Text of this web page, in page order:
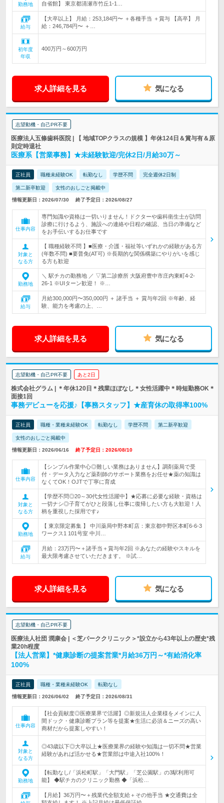
勤務地
自省館】 東京都清瀬市竹丘1-1…
給与
【大卒以上】 月給：253,184円〜 ＋各種手当 ＋賞与 【高卒】 月
給：246,784円〜 ＋…
初年度
年収
400万円～600万円
求人詳細を見る 気になる
志望動機・自己PR不要
医療法人五條歯科医院 | 【 地域TOPクラスの規模 】年休124日＆賞与有＆原
則定時退社
医療系【営業事務】★未経験歓迎/完休2日/月給30万～
正社員 職種未経験OK 転勤なし 学歴不問 完全週休2日制
第二新卒歓迎 女性のおしごと掲載中
情報更新日：2026/07/30 終了予定日：2026/08/27
仕事内容
専門知識や資格は一切いりません！ドクターや歯科衛生士が訪問
診療に行けるよう、施設への連絡や日程の確認、当日の準備など
をお手伝いするお仕事です
対象と
なる方
【 職種経験不問 】■医療・介護・福祉等いずれかの経験がある方
(年数不問) ■要普免(AT可) ※長期的な関係構築にやりがいを感じ
る方も歓迎
勤務地
＼ 駅チカの勤務地 ／ ▽第二診療所 大阪府豊中市庄内東町4-2-
26-1 ※UIターン歓迎！ ※…
給与
月給300,000円〜350,000円 ＋ 諸手当 ＋ 賞与年2回 ※年齢、経
験、能力を考慮の上、…
求人詳細を見る 気になる
志望動機・自己PR不要 あと2日
株式会社グラム | ＊年休120日＊残業ほぼなし＊女性活躍中＊時短勤務OK＊
面接1回
事務デビューを応援♪【事務スタッフ】★産育休の取得率100%
正社員 職種・業種未経験OK 転勤なし 学歴不問 第二新卒歓迎
女性のおしごと掲載中
情報更新日：2026/06/16 終了予定日：2026/08/10
仕事内容
【シンプル作業中心◎難しい業務はありません】調剤薬局で受
付・データ入力など薬剤師のサポート業務をお任せ★薬の知識は
なくてOK！OJTで丁寧に育成
対象と
なる方
【学歴不問◎20～30代女性活躍中】★応募に必要な経験・資格は
一切ナシ◎子育てがひと段落し仕事に復帰したい方も大歓迎！人
柄を重視した採用です♪
勤務地
【 東京限定募集 】 中川薬局中野本町店：東京都中野区本町6-6-3
ワークス1 101号室 中川…
給与
月給：23万円〜＋諸手当＋賞与年2回 ※あなたの経験やスキルを
最大限考慮させていただきます。 ※試…
求人詳細を見る 気になる
志望動機・自己PR不要
医療法人社団 潤康会 | ＜芝パーククリニック＞*設立から43年以上の歴史*残
業20h程度
【法人営業】*健康診断の提案営業*月給36万円～*有給消化率
100%
正社員 職種・業種未経験OK 転勤なし
情報更新日：2026/06/02 終了予定日：2026/08/31
仕事内容
【社会貢献度◎医療業界で活躍】◎新規法人企業様をメインに人
間ドック・健康診断プラン等を提案★生活に必須＆ニーズの高い
商材だから提案しやすい！
対象と
なる方
◎43歳以下◎大卒以上★医療業界の経験や知識は一切不問★営業
経験があれば活かせる★営業部は中途入社100%！
勤務地
【転勤なし/「浜松町駅」「大門駅」「芝公園駅」の3駅利用可
能】 ◆駅チカのクリニック勤務 ◆「浜松…
【月給】36万円〜＋残業代全額支給＋その他手当 ★交通費は全